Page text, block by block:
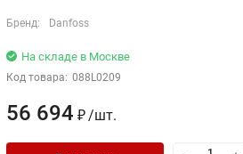
Бренд: Danfoss
На складе в Москве
Код товара: 088L0209
56 694 ₽ /шт.